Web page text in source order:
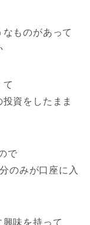
ものがあって
て
資をしたまま
で
のみが口座に入
味を持って